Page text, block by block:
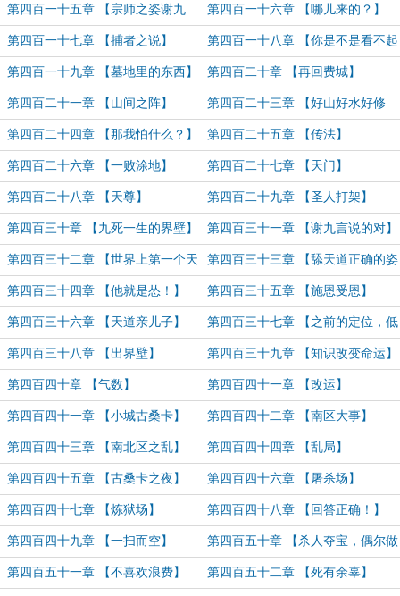
第四百一十五章 【宗师之姿谢九
言】
第四百一十六章 【哪儿来的？】
第四百一十七章 【捕者之说】 第四百一十八章 【你是不是看不起
我？】
第四百一十九章 【墓地里的东西】 第四百二十章 【再回费城】
第四百二十一章 【山间之阵】 第四百二十三章 【好山好水好修
行】
第四百二十四章 【那我怕什么？】 第四百二十五章 【传法】
第四百二十六章 【一败涂地】 第四百二十七章 【天门】
第四百二十八章 【天尊】 第四百二十九章 【圣人打架】
第四百三十章 【九死一生的界壁】 第四百三十一章 【谢九言说的对】
第四百三十二章 【世界上第一个天
人境】
第四百三十三章 【舔天道正确的姿
势】
第四百三十四章 【他就是怂！】 第四百三十五章 【施恩受恩】
第四百三十六章 【天道亲儿子】 第四百三十七章 【之前的定位，低
了】
第四百三十八章 【出界壁】 第四百三十九章 【知识改变命运】
第四百四十章 【气数】 第四百四十一章 【改运】
第四百四十一章 【小城古桑卡】 第四百四十二章 【南区大事】
第四百四十三章 【南北区之乱】 第四百四十四章 【乱局】
第四百四十五章 【古桑卡之夜】 第四百四十六章 【屠杀场】
第四百四十七章 【炼狱场】 第四百四十八章 【回答正确！】
第四百四十九章 【一扫而空】 第四百五十章 【杀人夺宝，偶尔做
做】
第四百五十一章 【不喜欢浪费】 第四百五十二章 【死有余辜】